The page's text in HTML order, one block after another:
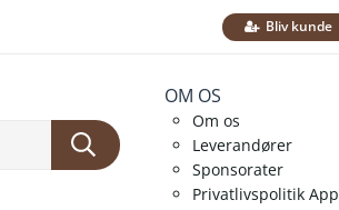
Bliv kunde
OM OS
Om os
Leverandører
Sponsorater
Privatlivspolitik App